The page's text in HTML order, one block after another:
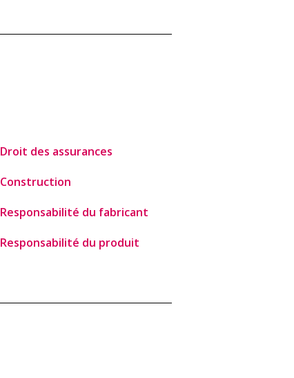
Droit des assurances
Construction
Responsabilité du fabricant
Responsabilité du produit